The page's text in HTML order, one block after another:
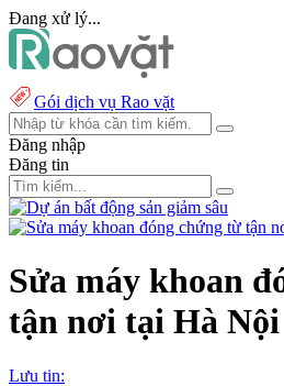
Đang xử lý...
Gói dịch vụ Rao vặt
Đăng nhập
Đăng tin
Sửa máy khoan
tận nơi tại Hà Nội
Lưu tin: